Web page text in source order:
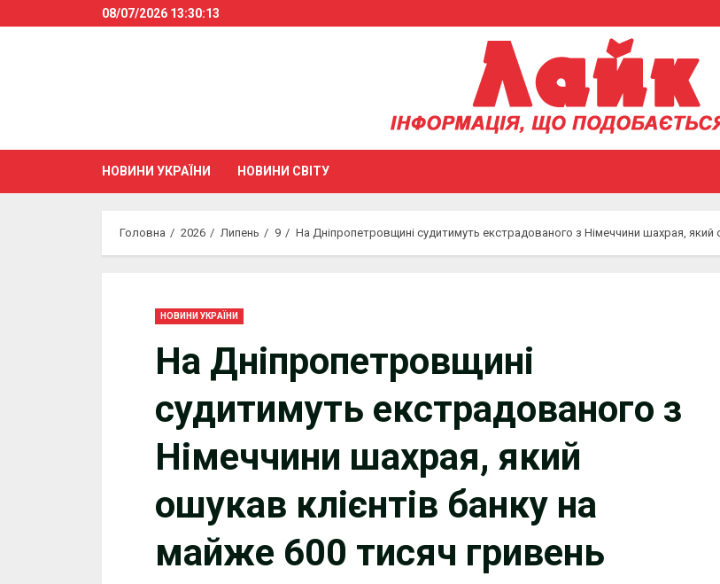
to
08/07/2026 13:30:14
НОВИНИ УКРАЇНИ НОВИНИ СВІТУ
Головна 2026 Липень 9 На Дніпропетровщині судитимуть екстрадованого з Німеччини шахрая, який
НОВИНИ УКРАЇНИ
На Дніпропетровщині
судитимуть екстрадованого з
Німеччини шахрая, який
ошукав клієнтів банку на
майже 600 тисяч гривень